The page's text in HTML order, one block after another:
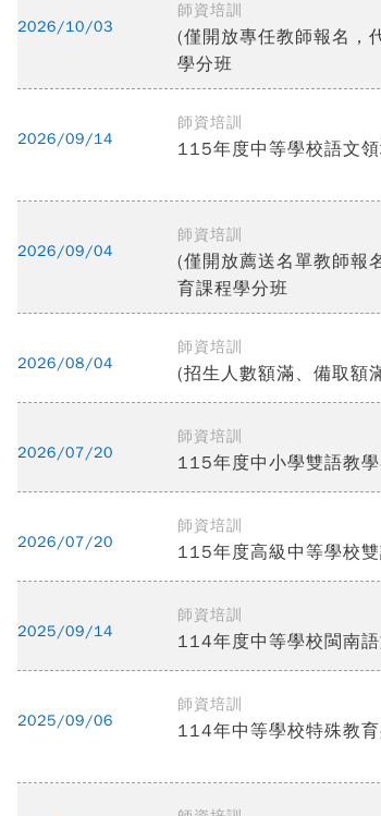
2026/10/03
師資培訓
(僅開放專任教師報名，
學分班
2026/09/14
師資培訓
115年度中等學校語文
2026/09/04
師資培訓
(僅開放薦送名單教師報
育課程學分班
2026/08/04
師資培訓
(招生人數額滿、備取額
2026/07/20
師資培訓
115年度中小學雙語教
2026/07/20
師資培訓
115年度高級中等學校
2025/09/14
師資培訓
114年度中等學校閩南
2025/09/06
師資培訓
114年中等學校特殊教